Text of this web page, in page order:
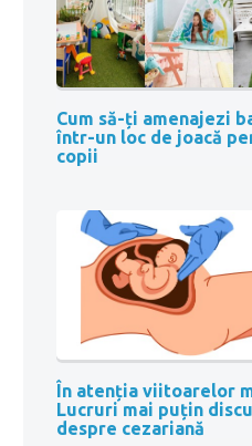
Cum să-ți amenajezi
într-un loc de joacă
copii
În atenția viitoarelor
Lucruri mai puțin
despre cezariană